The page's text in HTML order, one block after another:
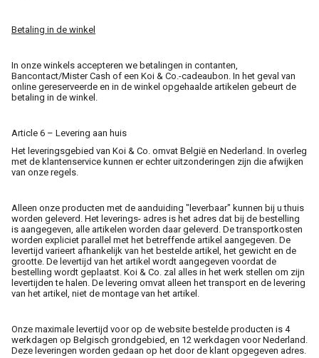
Betaling in de winkel
In onze winkels accepteren we betalingen in contanten,
Bancontact/Mister Cash of een Koi & Co.-cadeaubon. In het geval van
online gereserveerde en in de winkel opgehaalde artikelen gebeurt de
betaling in de winkel.
Article 6 – Levering aan huis
Het leveringsgebied van Koi & Co. omvat België en Nederland. In overleg
met de klantenservice kunnen er echter uitzonderingen zijn die afwijken
van onze regels.
Alleen onze producten met de aanduiding "leverbaar" kunnen bij u thuis
worden geleverd. Het leverings- adres is het adres dat bij de bestelling
is aangegeven, alle artikelen worden daar geleverd. De transportkosten
worden expliciet parallel met het betreffende artikel aangegeven. De
levertijd varieert afhankelijk van het bestelde artikel, het gewicht en de
grootte. De levertijd van het artikel wordt aangegeven voordat de
bestelling wordt geplaatst. Koi & Co. zal alles in het werk stellen om zijn
levertijden te halen. De levering omvat alleen het transport en de levering
van het artikel, niet de montage van het artikel.
Onze maximale levertijd voor op de website bestelde producten is 4
werkdagen op Belgisch grondgebied, en 12 werkdagen voor Nederland.
Deze leveringen worden gedaan op het door de klant opgegeven adres.